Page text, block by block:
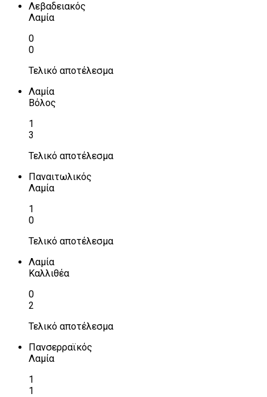
Λεβαδειακός
Λαμία
0
0
Τελικό αποτέλεσμα
Λαμία
Βόλος
1
3
Τελικό αποτέλεσμα
Παναιτωλικός
Λαμία
1
0
Τελικό αποτέλεσμα
Λαμία
Καλλιθέα
0
2
Τελικό αποτέλεσμα
Πανσερραϊκός
Λαμία
1
1